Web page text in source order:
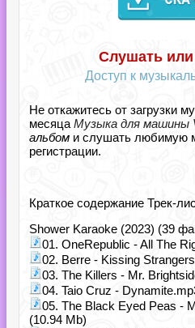
Слушать или
Доступ к
Не откажитесь от загрузки
месяца Музыка для машины
альбом и слушать любимую
регистрации.
Краткое содержание Трек-
Shower Karaoke (2023) (39
01. OneRepublic - All The
02. Berre - Kissing
03. The Killers - Mr.
04. Taio Cruz -
05. The Black Eyed Peas -
(10.94 Mb)